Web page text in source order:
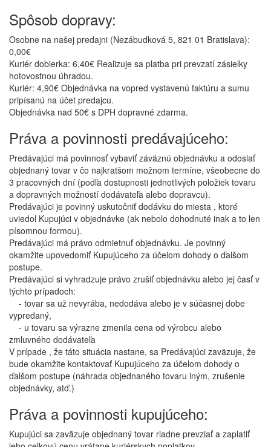
Spôsob dopravy:
Osobne na našej predajni (Nezábudková 5, 821 01 Bratislava):
0,00€
Kuriér dobierka: 6,40€ Realizuje sa platba pri prevzatí zásielky
hotovostnou úhradou.
Kuriér: 4,90€ Objednávka na vopred vystavenú faktúru a sumu
pripísanú na účet predajcu.
Objednávka nad 50€ s DPH dopravné zdarma.
Práva a povinnosti predávajúceho:
Predávajúci má povinnosť vybaviť záväznú objednávku a odoslať
objednaný tovar v čo najkratšom možnom termíne, všeobecne do
3 pracovných dní (podľa dostupnosti jednotlivých položiek tovaru
a dopravných možností dodávateľa alebo dopravcu).
Predávajúci je povinný uskutočniť dodávku do miesta , ktoré
uviedol Kupujúci v objednávke (ak nebolo dohodnuté inak a to len
písomnou formou).
Predávajúci má právo odmietnuť objednávku. Je povinný
okamžite upovedomiť Kupujúceho za účelom dohody o ďalšom
postupe.
Predávajúci si vyhradzuje právo zrušiť objednávku alebo jej časť v
týchto prípadoch:
- tovar sa už nevyrába, nedodáva alebo je v súčasnej dobe
vypredaný,
- u tovaru sa výrazne zmenila cena od výrobcu alebo
zmluvného dodávateľa
V prípade , že táto situácia nastane, sa Predávajúci zaväzuje, že
bude okamžite kontaktovať Kupujúceho za účelom dohody o
ďalšom postupe (náhrada objednaného tovaru iným, zrušenie
objednávky, atď.)
Práva a povinnosti kupujúceho:
Kupujúci sa zaväzuje objednaný tovar riadne prevziať a zaplatiť